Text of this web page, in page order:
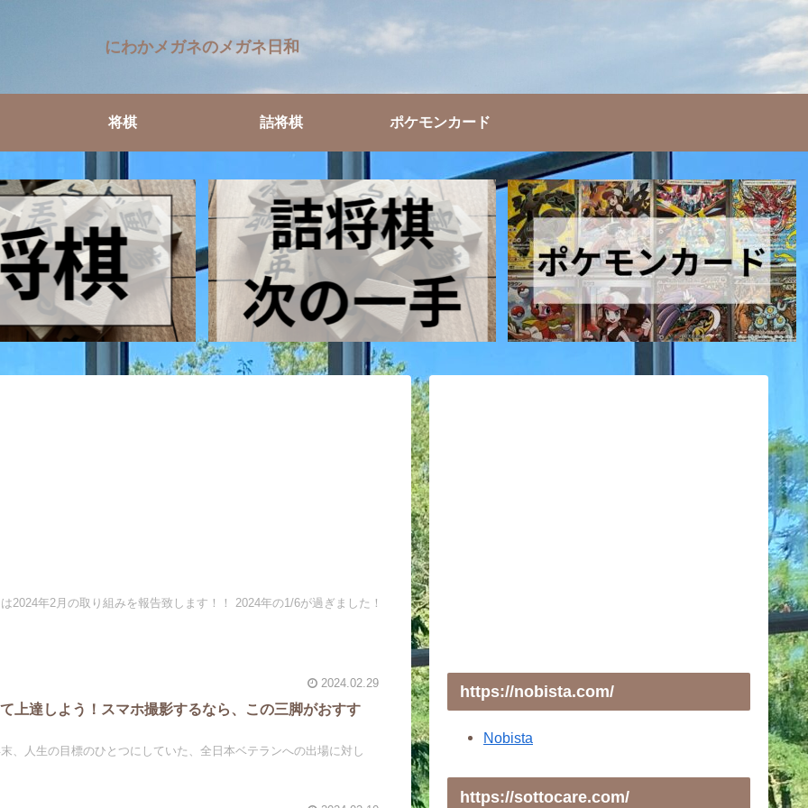
にわかメガネのメガネ日和
将棋 詰将棋 ポケモンカード
2024年2月の取り組みを報告致します！！ 2024年の1/6が過ぎました！
2024.02.29
上達しよう！スマホ撮影するなら、この三脚がおすす
、人生の目標のひとつにしていた、全日本ベテランへの出場に対し
https://nobista.com/
Nobista
https://sottocare.com/